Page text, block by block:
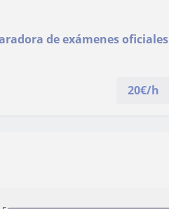
de exámenes oficiales
20€/h